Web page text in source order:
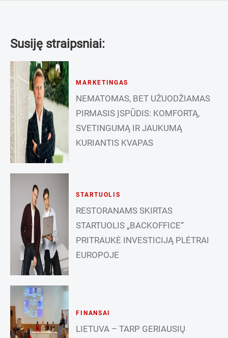
Susiję straipsniai:
MARKETINGAS
NEMATOMAS, BET UŽUODŽIAMAS
PIRMASIS ĮSPŪDIS: KOMFORTĄ,
SVETINGUMĄ IR JAUKUMĄ
KURIANTIS KVAPAS
STARTUOLIS
RESTORANAMS SKIRTAS
STARTUOLIS „BACKOFFICE“
PRITRAUKĖ INVESTICIJĄ PLĖTRAI
EUROPOJE
FINANSAI
LIETUVA – TARP GERIAUSIŲ